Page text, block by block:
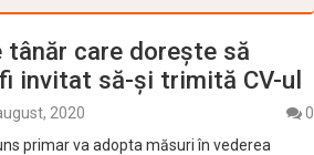
tânăr care dorește să
invitat să-și trimită CV-ul
2020
0
primar va adopta măsuri în vederea